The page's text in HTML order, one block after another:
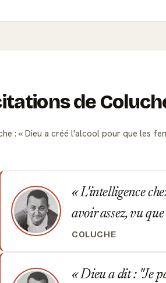
de
: Dieu a créé l'alcool pour que les
L'intelligence
avoir assez, vu
COLUCHE
Dieu a dit : "Je